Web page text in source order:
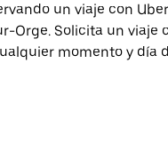
un viaje con
Orge. Solicita un viaje
momento y día